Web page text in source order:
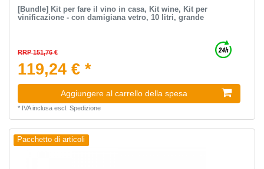
[Bundle] Kit per fare il vino in casa, Kit wine, Kit per
vinificazione - con damigiana vetro, 10 litri, grande
RRP 151,76 €
119,24 € *
Aggiungere al carrello della spesa
* IVA inclusaescl. Spedizione
Pacchetto di articoli